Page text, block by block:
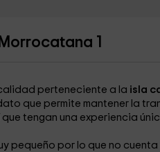
1
perteneciente a la isla
que permite mantener la
tengan una experiencia
pequeño por lo que no